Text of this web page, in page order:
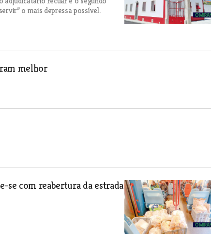
o mais depressa possível.
melhor
se com reabertura da estrada